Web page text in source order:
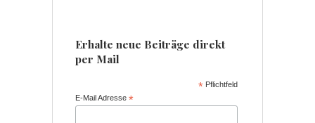
Erhalte neue Beiträge direkt
per Mail
* Pflichtfeld
E-Mail Adresse*